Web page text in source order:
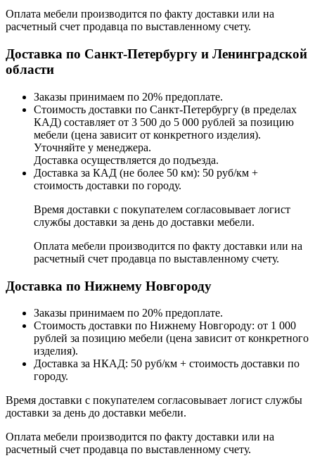
Оплата мебели производится по факту доставки или на
расчетный счет продавца по выставленному счету.
Доставка по Санкт-Петербургу и Ленинградской
области
Заказы принимаем по 20% предоплате.
Стоимость доставки по Санкт-Петербургу (в пределах
КАД) составляет от 3 500 до 5 000 рублей за позицию
мебели (цена зависит от конкретного изделия).
Уточняйте у менеджера.
Доставка осуществляется до подъезда.
Доставка за КАД (не более 50 км): 50 руб/км +
стоимость доставки по городу.
Время доставки с покупателем согласовывает логист
службы доставки за день до доставки мебели.
Оплата мебели производится по факту доставки или на
расчетный счет продавца по выставленному счету.
Доставка по Нижнему Новгороду
Заказы принимаем по 20% предоплате.
Стоимость доставки по Нижнему Новгороду: от 1 000
рублей за позицию мебели (цена зависит от конкретного
изделия).
Доставка за НКАД: 50 руб/км + стоимость доставки по
городу.
Время доставки с покупателем согласовывает логист службы
доставки за день до доставки мебели.
Оплата мебели производится по факту доставки или на
расчетный счет продавца по выставленному счету.